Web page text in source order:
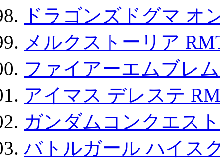
ドラゴンズドグマ オ
メルクストーリア
ファイアーエムブレ
アイマス デレステ
ガンダムコンクエスト
バトルガール ハイス